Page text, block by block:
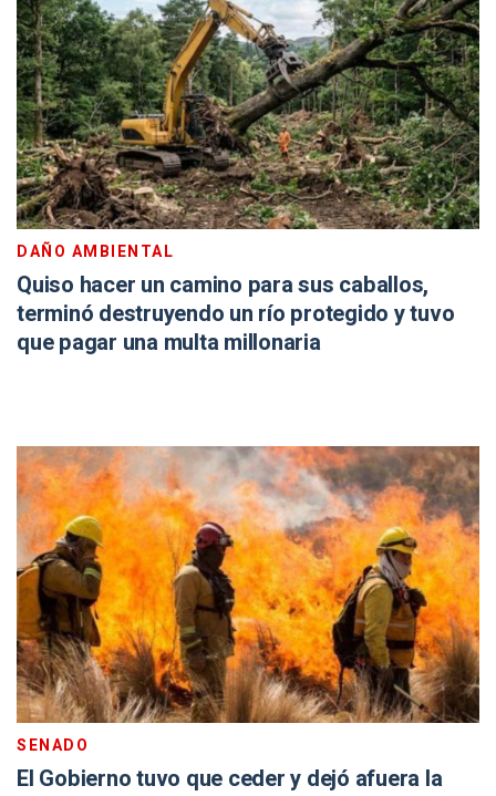
DAÑO AMBIENTAL
Quiso hacer un camino para sus caballos,
terminó destruyendo un río protegido y tuvo
que pagar una multa millonaria
SENADO
El Gobierno tuvo que ceder y dejó afuera la